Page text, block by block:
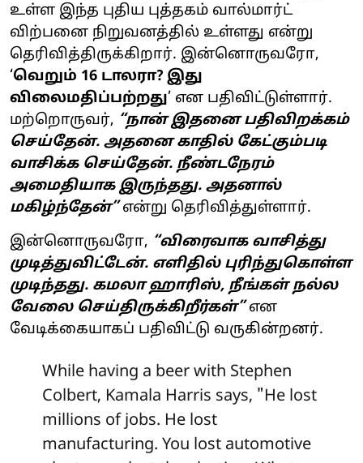
உள்ள இந்த புதிய புத்தகம் வால்மார்ட்
விற்பனை நிறுவனத்தில் உள்ளது என்று
தெரிவித்திருக்கிறார். இன்னொருவரோ,
‘வெறும் 16 டாலரா? இது
விலைமதிப்பற்றது’ என பதிவிட்டுள்ளார்.
மற்றொருவர், “நான் இதனை பதிவிறக்கம்
செய்தேன். அதனை காதில் கேட்கும்படி
வாசிக்க செய்தேன். நீண்டநேரம்
அமைதியாக இருந்தது. அதனால்
மகிழ்ந்தேன்”என்று தெரிவித்துள்ளார்.
இன்னொருவரோ, “விரைவாக வாசித்து
முடித்துவிட்டேன். எளிதில் புரிந்துகொள்ள
முடிந்தது. கமலா ஹாரிஸ், நீங்கள் நல்ல
வேலை செய்திருக்கிறீர்கள்”என
வேடிக்கையாகப் பதிவிட்டு வருகின்றனர்.
While having a beer with Stephen
Colbert, Kamala Harris says, "He lost
millions of jobs. He lost
manufacturing. You lost automotive